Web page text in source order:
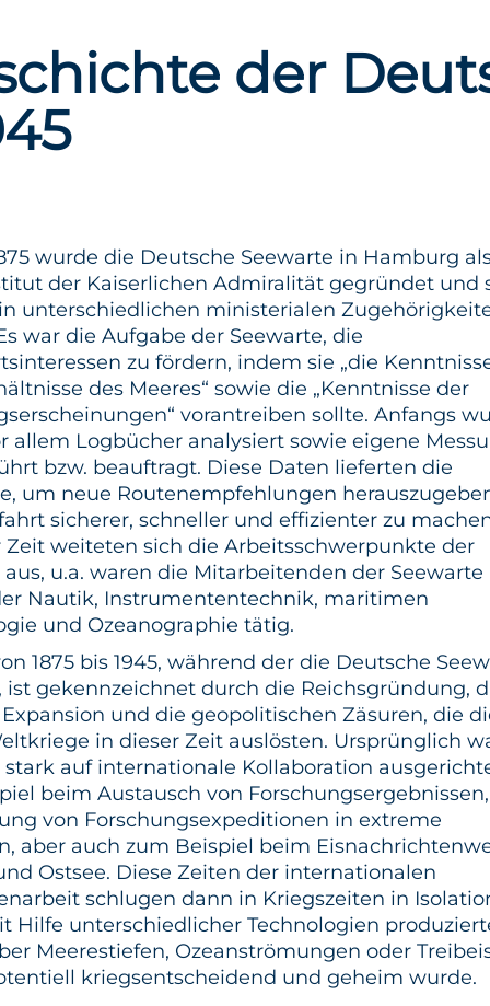
der
wurde die Deutsche Seewarte in Hamburg
der Kaiserlichen Admiralität gegründet und
unterschiedlichen ministerialen
war die Aufgabe der Seewarte, die
zu fördern, indem sie „die
des Meeres“ sowie die „Kenntnisse der
vorantreiben sollte. Anfangs
allem Logbücher analysiert sowie eigene
bzw. beauftragt. Diese Daten lieferten die
um neue Routenempfehlungen
sicherer, schneller und effizienter zu
Zeit weiteten sich die Arbeitsschwerpunkte der
aus, u.a. waren die Mitarbeitenden der Seewarte
Nautik, Instrumententechnik, maritimen
und Ozeanographie tätig.
1875 bis 1945, während der die Deutsche
ist gekennzeichnet durch die Reichsgründung,
und die geopolitischen Zäsuren, die
in dieser Zeit auslösten. Ursprünglich
stark auf internationale Kollaboration
beim Austausch von
von Forschungsexpeditionen in extreme
aber auch zum Beispiel beim
Ostsee. Diese Zeiten der internationalen
schlugen dann in Kriegszeiten in
Hilfe unterschiedlicher Technologien
Meerestiefen, Ozeanströmungen oder
kriegsentscheidend und geheim wurde.